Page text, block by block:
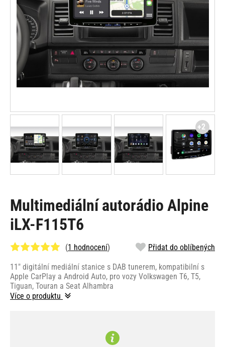
Multimediální autorádio Alpine
iLX-F115T6
(1 hodnocení) Přidat do oblíbených
11" digitální mediální stanice s DAB tunerem, kompatibilní s
Apple CarPlay a Android Auto, pro vozy Volkswagen T6, T5,
Tiguan, Touran a Seat Alhambra
Více o produktu
+2